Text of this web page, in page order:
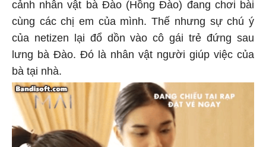
cảnh nhân vật bà Đào (Hồng Đào) đang chơi bài
cùng các chị em của mình. Thế nhưng sự chú ý
của netizen lại đổ dồn vào cô gái trẻ đứng sau
lưng bà Đào. Đó là nhân vật người giúp việc của
bà tại nhà.